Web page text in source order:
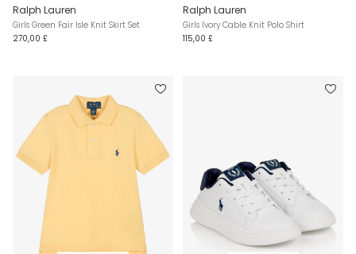
Ralph Lauren
Girls Green Fair Isle Knit Skirt Set
270,00 £
Ralph Lauren
Girls Ivory Cable Knit Polo Shirt
115,00 £